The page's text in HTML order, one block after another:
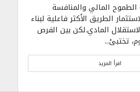
المالي والمنافسة
الطريق الأكثر فاعلية لبناء
المادي.لكن بين الفرص
تختبئ...
اقرأ المزيد